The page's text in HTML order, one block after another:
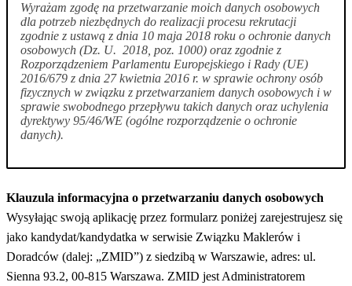
Wyrażam zgodę na przetwarzanie moich danych osobowych
dla potrzeb niezbędnych do realizacji procesu rekrutacji
zgodnie z ustawą z dnia 10 maja 2018 roku o ochronie danych
osobowych (Dz. U. 2018, poz. 1000) oraz zgodnie z
Rozporządzeniem Parlamentu Europejskiego i Rady (UE)
2016/679 z dnia 27 kwietnia 2016 r. w sprawie ochrony osób
fizycznych w związku z przetwarzaniem danych osobowych i w
sprawie swobodnego przepływu takich danych oraz uchylenia
dyrektywy 95/46/WE (ogólne rozporządzenie o ochronie
danych).
Klauzula informacyjna o przetwarzaniu danych osobowych
Wysyłając swoją aplikację przez formularz poniżej zarejestrujesz się
jako kandydat/kandydatka w serwisie Związku Maklerów i
Doradców (dalej: „ZMID”) z siedzibą w Warszawie, adres: ul.
Sienna 93.2, 00-815 Warszawa. ZMID jest Administratorem